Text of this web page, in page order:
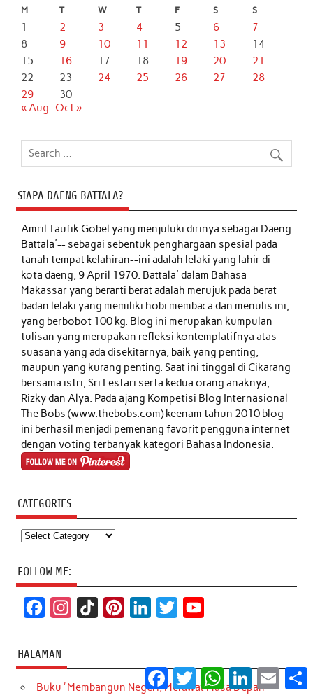
M T W T F S S
1 2 3 4 5 6
7
8
9 10 11 12 13
14
15
16 17 18 19 20
21
22
23 24 25 26 27
28
29
30
« Aug
Oct »
SIAPA DAENG BATTALA?
Amril Taufik Gobelyang menjuluki dirinya sebagai Daeng
Battala'-- sebagai sebentuk penghargaan spesial pada
tanah tempat kelahiran--ini adalah lelaki yang lahir di
kota daeng, 9 April 1970. Battala' dalam Bahasa
Makassar yang berarti berat adalah merujuk pada berat
badan lelaki yang memiliki hobi membaca dan menulis ini,
yang berbobot 100 kg. Blog ini merupakan kumpulan
tulisan yang merupakan refleksi kontemplatifnya atas
suasana yang ada disekitarnya, baik yang penting,
maupun yang kurang penting. Saat ini tinggal di Cikarang
bersama istri, Sri Lestari serta kedua orang anaknya,
Rizky dan Alya. Pada ajang Kompetisi Blog Internasional
The Bobs (www.thebobs.com) keenam tahun 2010 blog
ini berhasil menjadi pemenang favorit pengguna internet
dengan voting terbanyak kategori Bahasa Indonesia.
CATEGORIES
Categories
FOLLOW ME:
c
e
b
t
a
T
o
t
e
k
e
t
t
T
u
HALAMAN
Buku “Membangun Negeri, Merawat Masa Depan
Facebook
TwitterWhatsApp
LinkedInEmail